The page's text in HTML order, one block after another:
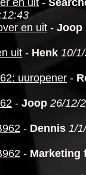
en uit -
en uit - Joop
uit - Henk 10/
uuropener -
- Joop 26/12/
- Dennis 1/
- Marketing